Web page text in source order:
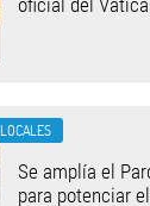
oficial del
LOCALES
Se amplía el
para potenciar